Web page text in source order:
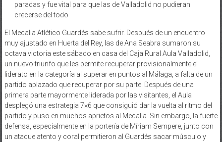
paradas y fue vital para que las de Valladolid no pudieran
crecerse del todo
El Mecalia Atlético Guardés sabe sufrir. Después de un encuentro
muy ajustado en Huerta del Rey, las de Ana Seabra sumaron su
octava victoria este sábado en casa del Caja Rural Aula Valladolid,
un nuevo triunfo que les permite recuperar provisionalmente el
liderato en la categoría al superar en puntos al Málaga, a falta de un
partido aplazado que recuperar por su parte. Después de una
primera parte mayormente liderada por las visitantes, el Aula
desplegó una estrategia 7×6 que consiguió dar la vuelta al ritmo del
partido y puso en muchos aprietos al Mecalia. Sin embargo, la fuerte
defensa, especialmente en la portería de Míriam Sempere, junto con
un ataque atento y coral permitieron al Guardés sacar músculo y